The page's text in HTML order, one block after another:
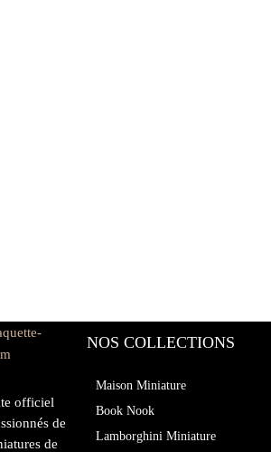
officiel
de
de
NOS COLLECTIONS
Maison Miniature
Book Nook
Lamborghini Miniature